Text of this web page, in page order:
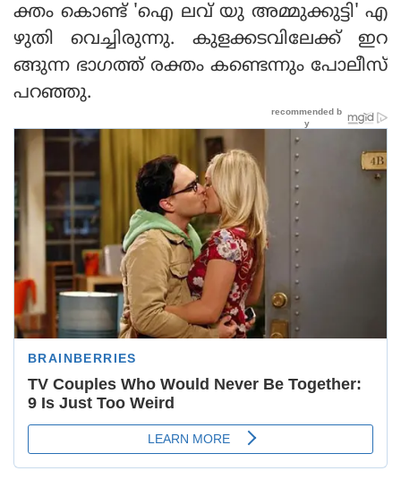
ക്തം കൊണ്ട് 'ഐ ലവ് യു അമ്മുക്കുട്ടി' എ
ഴുതി വെച്ചിരുന്നു. കുളക്കടവിലേക്ക് ഇറ
ങ്ങുന്ന ഭാഗത്ത് രക്തം കണ്ടെന്നും പോലീസ്
പറഞ്ഞു.